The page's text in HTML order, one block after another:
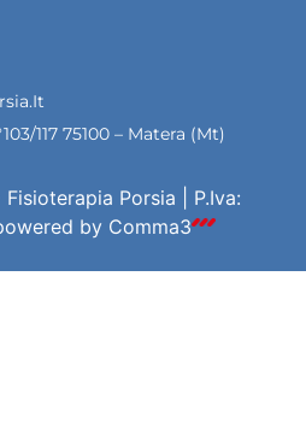
117 75100 – Matera (Mt)
Porsia | P.Iva:
by Comma3